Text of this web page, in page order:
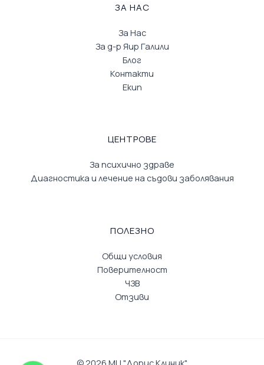
ЗА НАС
За Нас
За д-р Яир Галили
Блог
Контакти
Екип
ЦЕНТРОВЕ
За психично здраве
Диагностика и лечение на съдови заболявания
ПОЛЕЗНО
Общи условия
Поверителност
ЧЗВ
Отзиви
© 2026 МЦ "Дорис Клиник"